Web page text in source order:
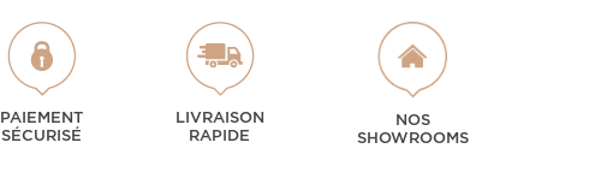
PAIEMENT
SÉCURISÉ
LIVRAISON
RAPIDE
NOS
SHOWROOMS